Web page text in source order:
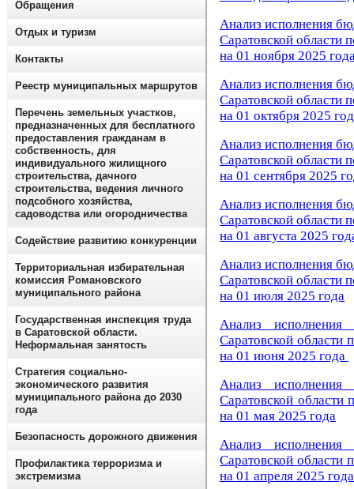
Анализ исполнения
Саратовской области
на 01 ноября 2025
Анализ исполнения
Саратовской области
на 01 октября 2025
Анализ исполнения
Саратовской области
на 01 сентября 2025
Анализ исполнения
Саратовской области
на 01 августа 2025
Анализ исполнения
Саратовской области
на 01 июля 2025 года
Анализ исполнения
Саратовской области
на 01 июня 2025 года
Анализ исполнения
Саратовской
на 01 мая 2025 года
Анализ исполнения
Саратовской
на 01 апреля 2025 года
Обращения
Отдых и туризм
Контакты
Реестр муниципальных маршрутов
Перечень земельных участков,
предназначенных для бесплатного
предоставления гражданам в
собственность, для
индивидуального жилищного
строительства, дачного
строительства, ведения личного
подсобного хозяйства,
садоводства или огородничества
Содействие развитию конкуренции
Территориальная избирательная
комиссия Романовского
муниципального района
Государственная инспекция труда
в Саратовской области.
Неформальная занятость
Стратегия социально-
экономического развития
муниципального района до 2030
года
Безопасность дорожного движения
Профилактика терроризма и
экстремизма